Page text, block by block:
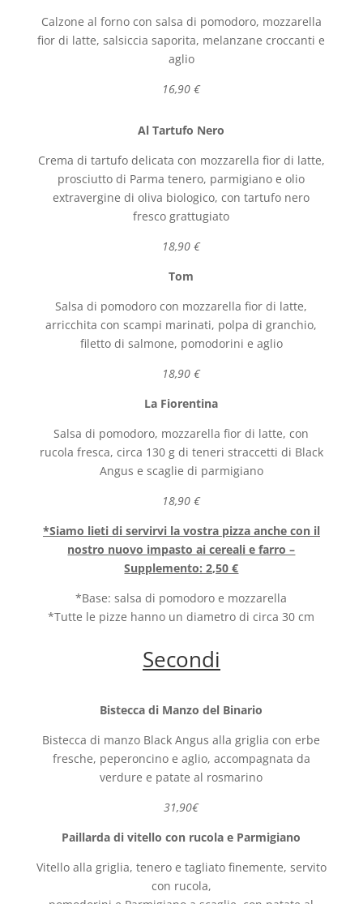
Calzone al forno con salsa di pomodoro, mozzarella
fior di latte, salsiccia saporita, melanzane croccanti e
aglio
16,90 €
Al Tartufo Nero
Crema di tartufo delicata con mozzarella fior di latte,
prosciutto di Parma tenero, parmigiano e olio
extravergine di oliva biologico, con tartufo nero
fresco grattugiato
18,90 €
Tom
Salsa di pomodoro con mozzarella fior di latte,
arricchita con scampi marinati, polpa di granchio,
filetto di salmone, pomodorini e aglio
18,90 €
La Fiorentina
Salsa di pomodoro, mozzarella fior di latte, con
rucola fresca, circa 130 g di teneri straccetti di Black
Angus e scaglie di parmigiano
18,90 €
*Siamo lieti di servirvi la vostra pizza anche con il
nostro nuovo impasto ai cereali e farro –
Supplemento: 2,50 €
*Base: salsa di pomodoro e mozzarella
*Tutte le pizze hanno un diametro di circa 30 cm
Secondi
Bistecca di Manzo del Binario
Bistecca di manzo Black Angus alla griglia con erbe
fresche, peperoncino e aglio, accompagnata da
verdure e patate al rosmarino
31,90€
Paillarda di vitello con rucola e Parmigiano
Vitello alla griglia, tenero e tagliato finemente, servito
con rucola,